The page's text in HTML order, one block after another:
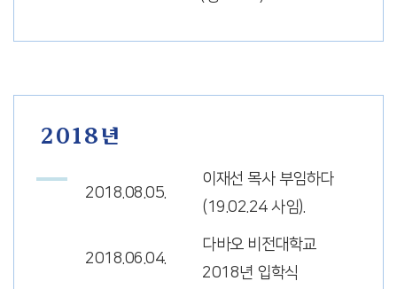
2018년
2018.08.05.
이재선 목사 부임하다
(19.02.24 사임).
2018.06.04.
다바오 비전대학교
2018년 입학식